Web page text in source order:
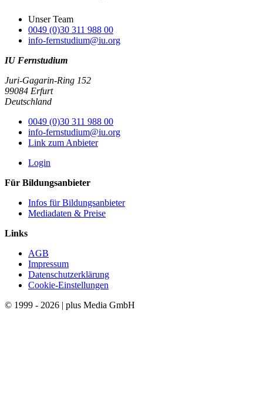
Unser Team
0049 (0)30 311 988 00
info-fernstudium@iu.org
IU Fernstudium
Juri-Gagarin-Ring 152
99084 Erfurt
Deutschland
0049 (0)30 311 988 00
info-fernstudium@iu.org
Link zum Anbieter
Login
Für Bildungsanbieter
Infos für Bildungsanbieter
Mediadaten & Preise
Links
AGB
Impressum
Datenschutzerklärung
Cookie-Einstellungen
© 1999 - 2026 | plus Media GmbH